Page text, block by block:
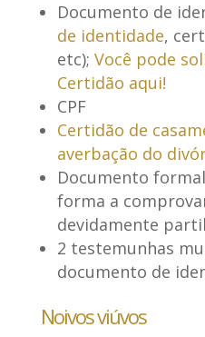
Documento de
de identidade,
etc); Você pode
Certidão aqui!
CPF
Certidão de
averbação do
Documento
forma a
devidamente
2 testemunhas
documento de
Noivos viúvos